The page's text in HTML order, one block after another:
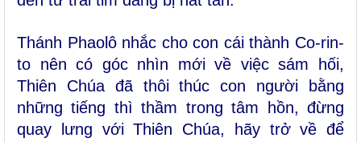
Thánh Phaolô nhắc cho con cái thành Co-rin-
to nên có góc nhìn mới về việc sám hối,
Thiên Chúa đã thôi thúc con người bằng
những tiếng thì thầm trong tâm hồn, đừng
quay lưng với Thiên Chúa, hãy trở về để